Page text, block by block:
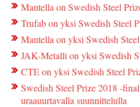
Mantella on Swedish Steel
Trufab on yksi Swedish Steel
Mantella on yksi Swedish
JAK-Metalli on yksi Swedish
CTE on yksi Swedish Steel
Swedish Steel Prize 2018 -
uraauurtavalla suunnittelulla